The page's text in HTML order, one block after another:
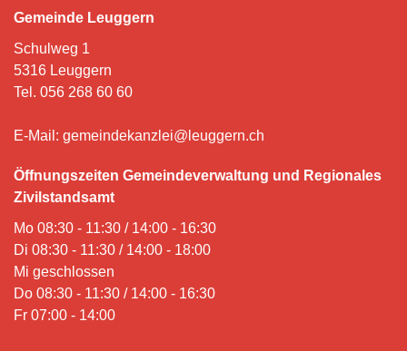
Gemeinde Leuggern
Schulweg 1
5316 Leuggern
Tel. 056 268 60 60
E-Mail: gemeindekanzlei@leuggern.ch
Öffnungszeiten Gemeindeverwaltung und Regionales
Zivilstandsamt
Mo 08:30 - 11:30 / 14:00 - 16:30
Di 08:30 - 11:30 / 14:00 - 18:00
Mi geschlossen
Do 08:30 - 11:30 / 14:00 - 16:30
Fr 07:00 - 14:00